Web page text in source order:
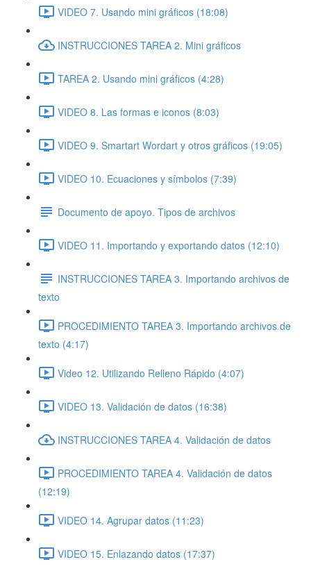
VIDEO 7. Usando mini gráficos (18:08)
INSTRUCCIONES TAREA 2. Mini gráficos
TAREA 2. Usando mini gráficos (4:28)
VIDEO 8. Las formas e iconos (8:03)
VIDEO 9. Smartart Wordart y otros gráficos (19:05)
VIDEO 10. Ecuaciones y símbolos (7:39)
Documento de apoyo. Tipos de archivos
VIDEO 11. Importando y exportando datos (12:10)
INSTRUCCIONES TAREA 3. Importando archivos de
texto
PROCEDIMIENTO TAREA 3. Importando archivos de
texto (4:17)
Video 12. Utilizando Relleno Rápido (4:07)
VIDEO 13. Validación de datos (16:38)
INSTRUCCIONES TAREA 4. Validación de datos
PROCEDIMIENTO TAREA 4. Validación de datos
(12:19)
VIDEO 14. Agrupar datos (11:23)
VIDEO 15. Enlazando datos (17:37)